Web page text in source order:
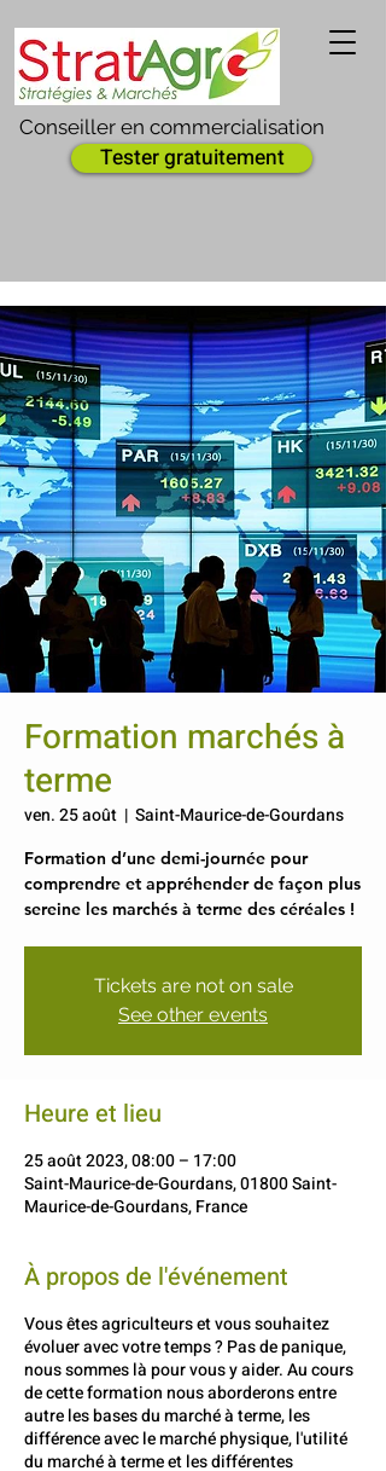
Tester gratuitement
Conseiller en commercialisation
Formation marchés à
terme
ven. 25 août
  |
Saint-Maurice-de-Gourdans
Formation d’une demi-journée pour
comprendre et appréhender de façon plus
sereine les marchés à terme des céréales !
Tickets are not on sale
See other events
Heure et lieu
25 août 2023, 08:00 – 17:00
Saint-Maurice-de-Gourdans, 01800 Saint-
Maurice-de-Gourdans, France
À propos de l'événement
Vous êtes agriculteurs et vous souhaitez
évoluer avec votre temps ? Pas de panique,
nous sommes là pour vous y aider. Au cours
de cette formation nous aborderons entre
autre les bases du marché à terme, les
différence avec le marché physique, l'utilité
du marché à terme et les différentes